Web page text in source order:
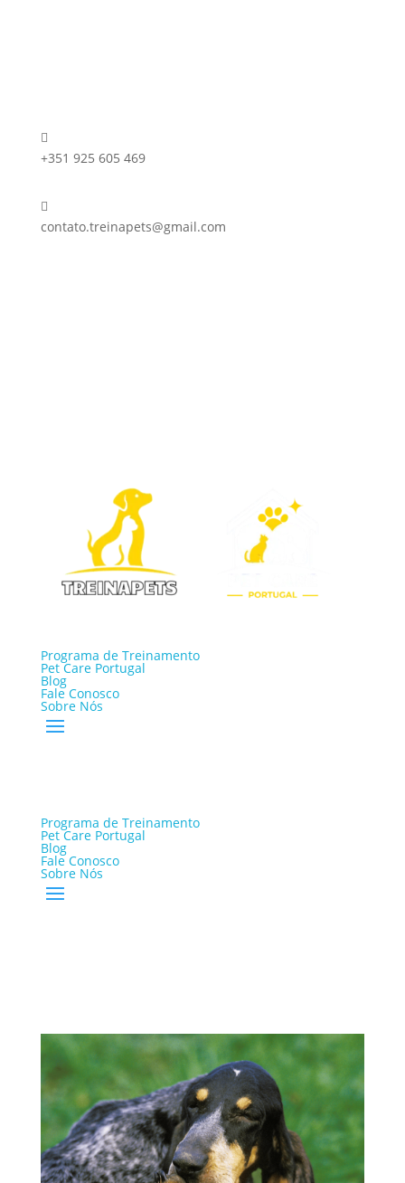

+351 925 605 469

contato.treinapets@gmail.com
Programa de Treinamento
Pet Care Portugal
Blog
Fale Conosco
Sobre Nós
Programa de Treinamento
Pet Care Portugal
Blog
Fale Conosco
Sobre Nós